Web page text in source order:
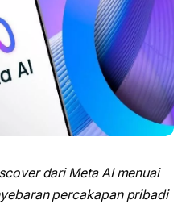
dari Meta AI menuai
percakapan pribadi